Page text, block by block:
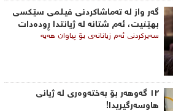
گه‌ر واز له‌ ته‌ماشاكردنی فیلمی ‌سێكسی
بهێنیت، ئه‌م شتانه‌ له‌ ژیانتدا ڕوده‌دات
سه‌یركردنی ئه‌م زیانانه‌ی‌ بۆ پیاوان هه‌یه‌
١٢ گەوهەر بۆ بەختەوەری لە ژیانی
هاوسەرگیریدا!